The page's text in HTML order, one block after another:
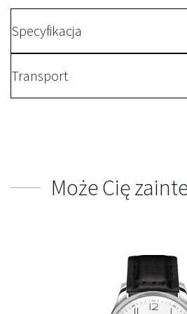
Specyfikacja
Transport
Może Cię